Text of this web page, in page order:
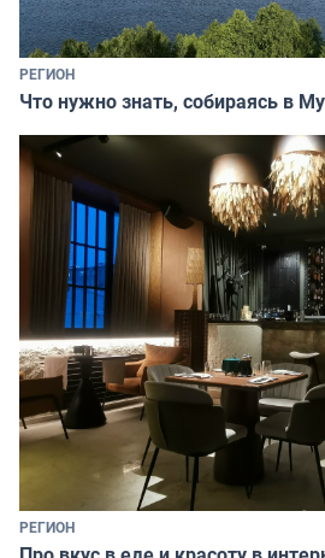
РЕГИОН
Что нужно знать, собираясь в
РЕГИОН